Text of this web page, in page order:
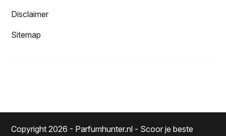
Disclaimer
Sitemap
Copyright 2026 - Parfumhunter.nl - Scoor je beste